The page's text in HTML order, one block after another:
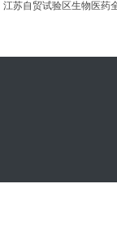
江苏自贸试验区生物医药